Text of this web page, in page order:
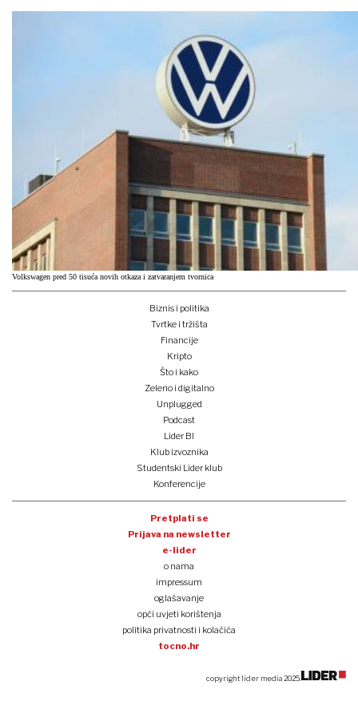
Volkswagen pred 50 tisuća novih otkaza i zatvaranjem tvornica
Biznis i politika
Tvrtke i tržišta
Financije
Kripto
Što i kako
Zeleno i digitalno
Unplugged
Podcast
Lider BI
Klub izvoznika
Studentski Lider klub
Konferencije
Pretplati se
Prijava na newsletter
e-lider
o nama
impressum
oglašavanje
opći uvjeti korištenja
politika privatnosti i kolačića
tocno.hr
copyright lider media 2025.